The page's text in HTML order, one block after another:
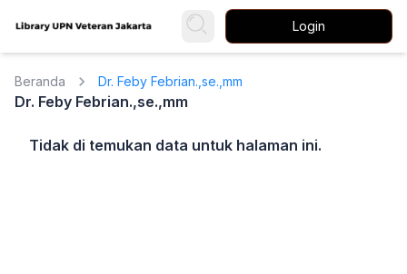
Login
Beranda Dr. Feby Febrian.,se.,mm
Dr. Feby Febrian.,se.,mm
Tidak di temukan data untuk halaman ini.